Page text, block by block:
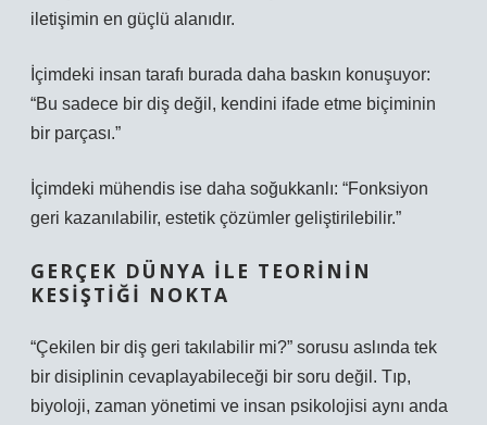
iletişimin en güçlü alanıdır.
İçimdeki insan tarafı burada daha baskın konuşuyor:
“Bu sadece bir diş değil, kendini ifade etme biçiminin
bir parçası.”
İçimdeki mühendis ise daha soğukkanlı: “Fonksiyon
geri kazanılabilir, estetik çözümler geliştirilebilir.”
GERÇEK DÜNYA ILE TEORININ
KESIŞTIĞI NOKTA
“Çekilen bir diş geri takılabilir mi?” sorusu aslında tek
bir disiplinin cevaplaya­bileceği bir soru değil. Tıp,
biyoloji, zaman yönetimi ve insan psikolojisi aynı anda